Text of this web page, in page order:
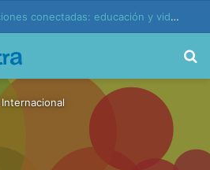
Edición 37 – Generaciones conectadas: educación y vida en la era de la IA